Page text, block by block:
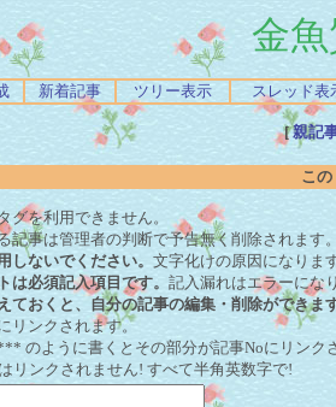
金
新着記事 ツリー表示 スレッド表
[親記
こ
グを利用できません。
記事は管理者の判断で予告無く削除されます
しないでください。 文字化けの原因になりま
は必須記入項目です。 記入漏れはエラーにな
ておくと、自分の記事の編集・削除ができま
リンクされます。
のように書くとその部分が記事Noにリン
リンクされません! すべて半角英数字で!